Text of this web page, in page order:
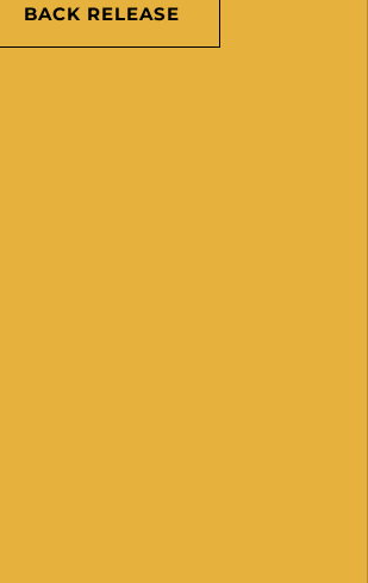
BACK RELEASE